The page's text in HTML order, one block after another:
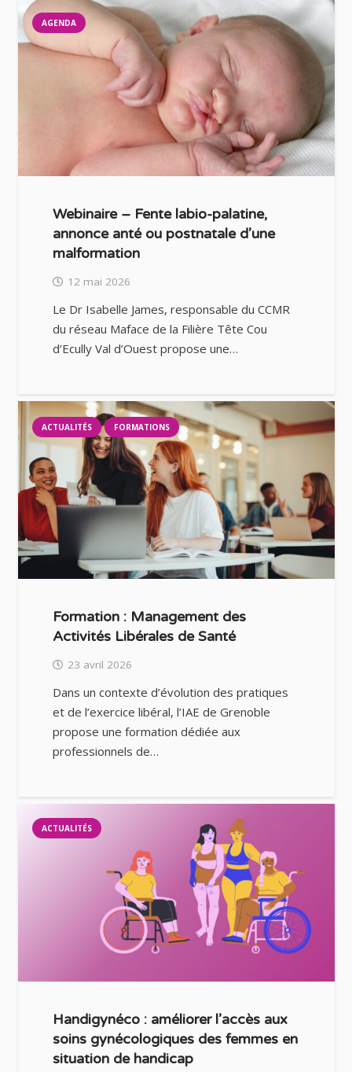
AGENDA
Webinaire – Fente labio-palatine,
annonce anté ou postnatale d’une
malformation
12 mai 2026
Le Dr Isabelle James, responsable du CCMR
du réseau Maface de la Filière Tête Cou
d’Ecully Val d’Ouest propose une…
ACTUALITÉS FORMATIONS
Formation : Management des
Activités Libérales de Santé
23 avril 2026
Dans un contexte d’évolution des pratiques
et de l’exercice libéral, l’IAE de Grenoble
propose une formation dédiée aux
professionnels de…
ACTUALITÉS
Handigynéco : améliorer l’accès aux
soins gynécologiques des femmes en
situation de handicap